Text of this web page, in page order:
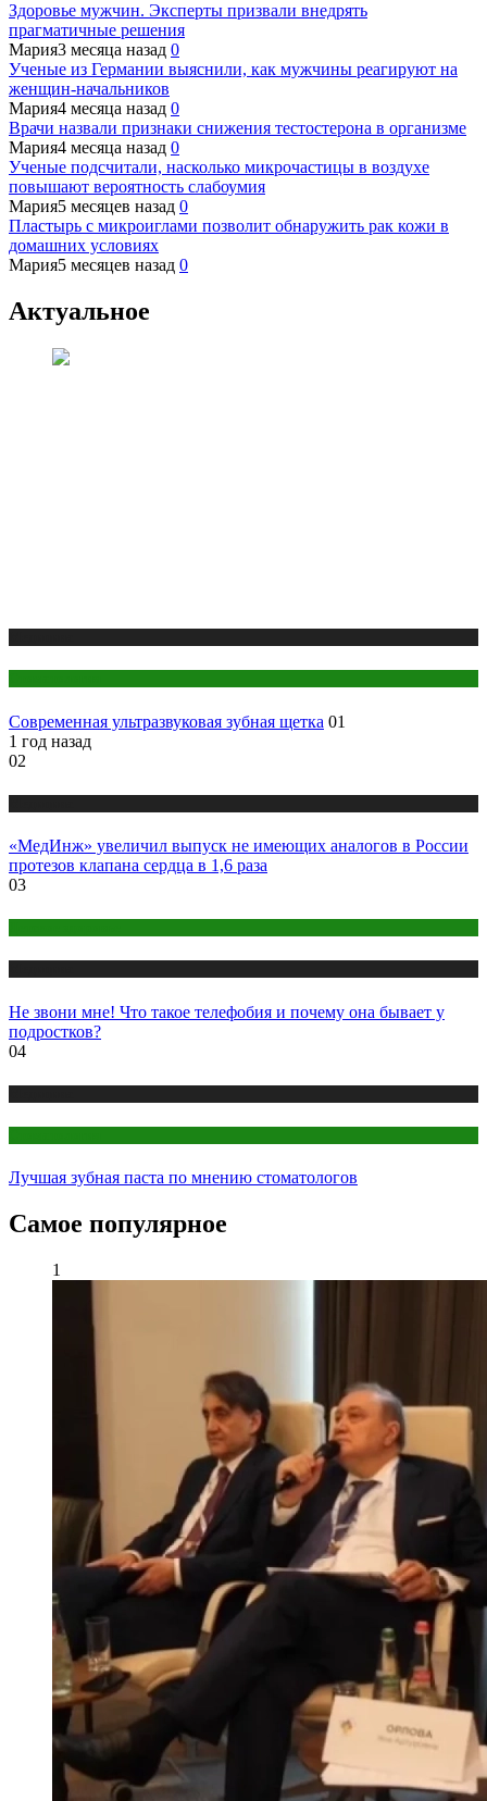
Здоровье мужчин. Эксперты призвали внедрять
прагматичные решения
Мария3 месяца назад 0
Ученые из Германии выяснили, как мужчины реагируют на
женщин-начальников
Мария4 месяца назад 0
Врачи назвали признаки снижения тестостерона в организме
Мария4 месяца назад 0
Ученые подсчитали, насколько микрочастицы в воздухе
повышают вероятность слабоумия
Мария5 месяцев назад 0
Пластырь с микроиглами позволит обнаружить рак кожи в
домашних условиях
Мария5 месяцев назад 0
Актуальное
Современная ультразвуковая зубная щетка 01
1 год назад
02
«МедИнж» увеличил выпуск не имеющих аналогов в России
протезов клапана сердца в 1,6 раза
03
Не звони мне! Что такое телефобия и почему она бывает у
подростков?
04
Лучшая зубная паста по мнению стоматологов
Самое популярное
1